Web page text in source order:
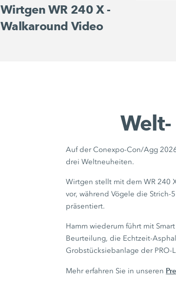
Wirtgen WR 240 X -
Walkaround Video
Auf der Conexpo-Con/Agg
drei Weltneuheiten.
Wirtgen stellt mit dem WR 240
vor, während Vögele die
präsentiert.
Hamm wiederum führt mit
Beurteilung, die Echtzeit-
Grobstücksiebanlage der
Mehr erfahren Sie in unseren